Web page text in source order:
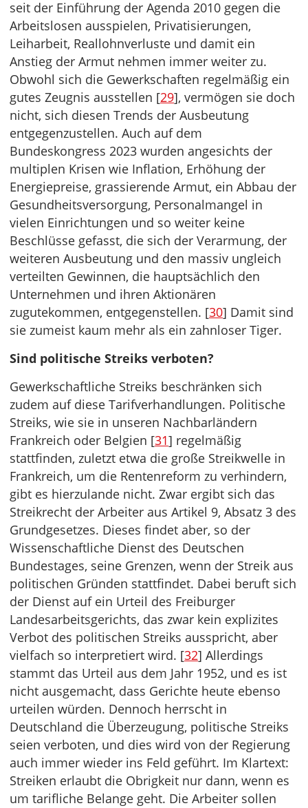
seit der Einführung der Agenda 2010 gegen die
Arbeitslosen ausspielen, Privatisierungen,
Leiharbeit, Reallohnverluste und damit ein
Anstieg der Armut nehmen immer weiter zu.
Obwohl sich die Gewerkschaften regelmäßig ein
gutes Zeugnis ausstellen [29], vermögen sie doch
nicht, sich diesen Trends der Ausbeutung
entgegenzustellen. Auch auf dem
Bundeskongress 2023 wurden angesichts der
multiplen Krisen wie Inflation, Erhöhung der
Energiepreise, grassierende Armut, ein Abbau der
Gesundheitsversorgung, Personalmangel in
vielen Einrichtungen und so weiter keine
Beschlüsse gefasst, die sich der Verarmung, der
weiteren Ausbeutung und den massiv ungleich
verteilten Gewinnen, die hauptsächlich den
Unternehmen und ihren Aktionären
zugutekommen, entgegenstellen. [30] Damit sind
sie zumeist kaum mehr als ein zahnloser Tiger.
Sind politische Streiks verboten?
Gewerkschaftliche Streiks beschränken sich
zudem auf diese Tarifverhandlungen. Politische
Streiks, wie sie in unseren Nachbarländern
Frankreich oder Belgien [31] regelmäßig
stattfinden, zuletzt etwa die große Streikwelle in
Frankreich, um die Rentenreform zu verhindern,
gibt es hierzulande nicht. Zwar ergibt sich das
Streikrecht der Arbeiter aus Artikel 9, Absatz 3 des
Grundgesetzes. Dieses findet aber, so der
Wissenschaftliche Dienst des Deutschen
Bundestages, seine Grenzen, wenn der Streik aus
politischen Gründen stattfindet. Dabei beruft sich
der Dienst auf ein Urteil des Freiburger
Landesarbeitsgerichts, das zwar kein explizites
Verbot des politischen Streiks ausspricht, aber
vielfach so interpretiert wird. [32] Allerdings
stammt das Urteil aus dem Jahr 1952, und es ist
nicht ausgemacht, dass Gerichte heute ebenso
urteilen würden. Dennoch herrscht in
Deutschland die Überzeugung, politische Streiks
seien verboten, und dies wird von der Regierung
auch immer wieder ins Feld geführt. Im Klartext:
Streiken erlaubt die Obrigkeit nur dann, wenn es
um tarifliche Belange geht. Die Arbeiter sollen